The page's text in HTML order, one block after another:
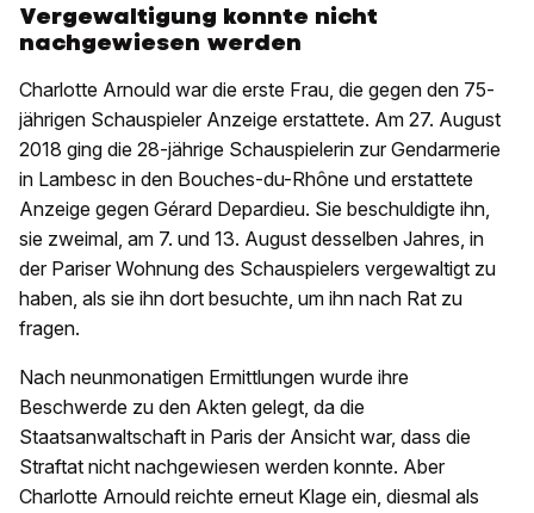
Vergewaltigung konnte nicht
nachgewiesen werden
Charlotte Arnould war die erste Frau, die gegen den 75-
jährigen Schauspieler Anzeige erstattete. Am 27. August
2018 ging die 28-jährige Schauspielerin zur Gendarmerie
in Lambesc in den Bouches-du-Rhône und erstattete
Anzeige gegen Gérard Depardieu. Sie beschuldigte ihn,
sie zweimal, am 7. und 13. August desselben Jahres, in
der Pariser Wohnung des Schauspielers vergewaltigt zu
haben, als sie ihn dort besuchte, um ihn nach Rat zu
fragen.
Nach neunmonatigen Ermittlungen wurde ihre
Beschwerde zu den Akten gelegt, da die
Staatsanwaltschaft in Paris der Ansicht war, dass die
Straftat nicht nachgewiesen werden konnte. Aber
Charlotte Arnould reichte erneut Klage ein, diesmal als